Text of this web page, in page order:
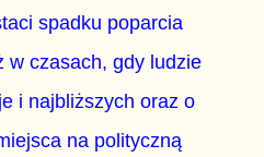
spadku poparcia
w czasach, gdy ludzie
i najbliższych oraz o
na polityczną